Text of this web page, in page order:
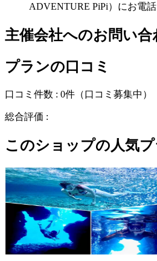
ADVENTURE PiPi）にお電話
主催会社へのお問い合
プランの口コミ
口コミ件数 : 0件 （口コミ募集中）
総合評価 :
このショップの人気